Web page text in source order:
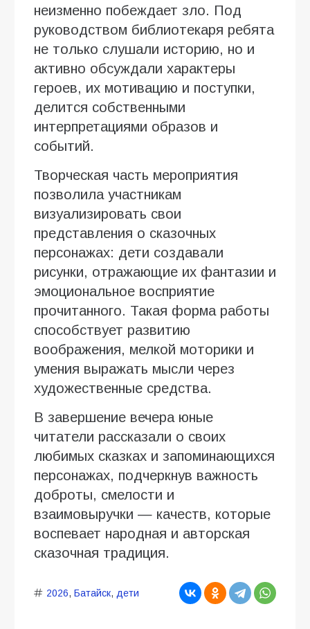
неизменно побеждает зло. Под
руководством библиотекаря ребята
не только слушали историю, но и
активно обсуждали характеры
героев, их мотивацию и поступки,
делится собственными
интерпретациями образов и
событий.
Творческая часть мероприятия
позволила участникам
визуализировать свои
представления о сказочных
персонажах: дети создавали
рисунки, отражающие их фантазии и
эмоциональное восприятие
прочитанного. Такая форма работы
способствует развитию
воображения, мелкой моторики и
умения выражать мысли через
художественные средства.
В завершение вечера юные
читатели рассказали о своих
любимых сказках и запоминающихся
персонажах, подчеркнув важность
доброты, смелости и
взаимовыручки — качеств, которые
воспевает народная и авторская
сказочная традиция.
2026, Батайск, дети